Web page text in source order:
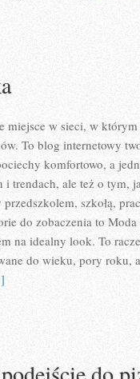
miejsce w sieci, w
To blog internetowy
komfortowo, a
i trendach, ale też o tym,
szkołą,
do zobaczenia to
na idealny look. To
do wieku, pory roku,